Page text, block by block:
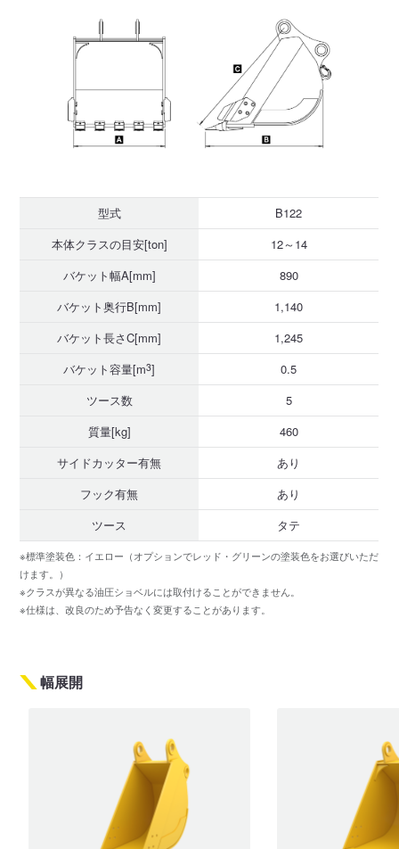
型式
B122
本体クラスの目安[ton]
12～14
バケット幅A[mm]
890
バケット奥行B[mm]
1,140
バケット長さC[mm]
1,245
バケット容量[m3]
0.5
ツース数
5
質量[kg]
460
サイドカッター有無
あり
フック有無
あり
ツース
タテ
※標準塗装色：イエロー（オプションでレッド・グリーンの塗装色をお選びいただ
けます。）
※クラスが異なる油圧ショベルには取付けることができません。
※仕様は、改良のため予告なく変更することがあります。
幅展開